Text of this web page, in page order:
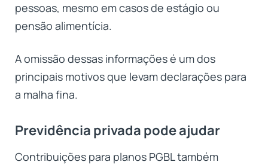
pessoas, mesmo em casos de estágio ou
pensão alimentícia.
A omissão dessas informações é um dos
principais motivos que levam declarações para
a malha fina.
Previdência privada pode ajudar
Contribuições para planos PGBL também